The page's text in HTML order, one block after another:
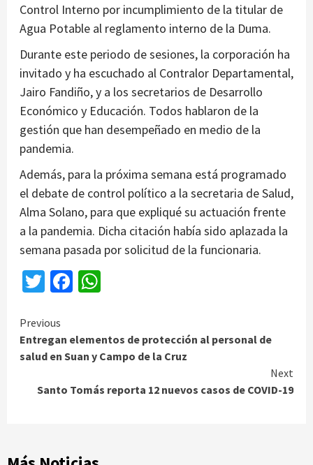
Control Interno por incumplimiento de la titular de
Agua Potable al reglamento interno de la Duma.
Durante este periodo de sesiones, la corporación ha
invitado y ha escuchado al Contralor Departamental,
Jairo Fandiño, y a los secretarios de Desarrollo
Económico y Educación. Todos hablaron de la
gestión que han desempeñado en medio de la
pandemia.
Además, para la próxima semana está programado
el debate de control político a la secretaria de Salud,
Alma Solano, para que expliqué su actuación frente
a la pandemia. Dicha citación había sido aplazada la
semana pasada por solicitud de la funcionaria.
TwitterFacebook
Continue
Reading
Previous
Entregan elementos de protección al personal de
salud en Suan y Campo de la Cruz
Next
Santo Tomás reporta 12 nuevos casos de COVID-19